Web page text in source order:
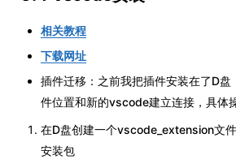
相关教程
下载网址
插件迁移：之前我把插件安装在了D盘
件位置和新的vscode建立连接，具体
在D盘创建一个vscode_extension文
安装包